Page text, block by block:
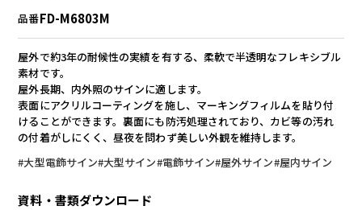
品番FD-M6803M
屋外で約3年の耐候性の実績を有する、柔軟で半透明なフレキシブル
素材です。
屋外長期、内外照のサインに適します。
表面にアクリルコーティングを施し、マーキングフィルムを貼り付
けることができます。裏面にも防汚処理されており、カビ等の汚れ
の付着がしにくく、昼夜を問わず美しい外観を維持します。
#大型電飾サイン#大型サイン#電飾サイン#屋外サイン#屋内サイン
資料・書類ダウンロード